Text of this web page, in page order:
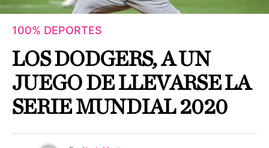
100% DEPORTES
LOS DODGERS, A UN
JUEGO DE LLEVARSE LA
SERIE MUNDIAL 2020